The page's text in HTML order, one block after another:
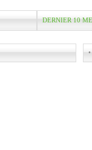
DERNIER 10
•